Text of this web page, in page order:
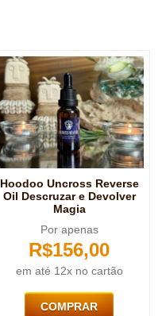
Hoodoo Uncross Reverse
Oil Descruzar e Devolver
Magia
Por apenas
R$156,00
em até 12x no cartão
COMPRAR